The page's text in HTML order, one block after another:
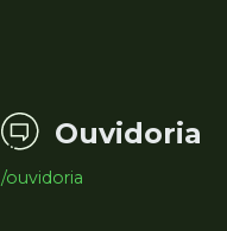
Ouvidoria
/ouvidoria